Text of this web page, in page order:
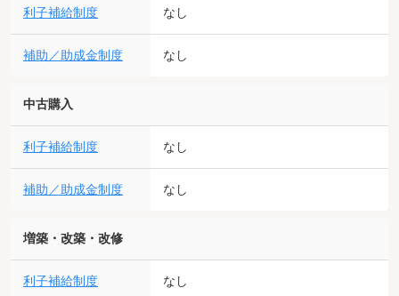
利子補給制度 なし
補助／助成金制度 なし
中古購入
利子補給制度 なし
補助／助成金制度 なし
増築・改築・改修
利子補給制度 なし